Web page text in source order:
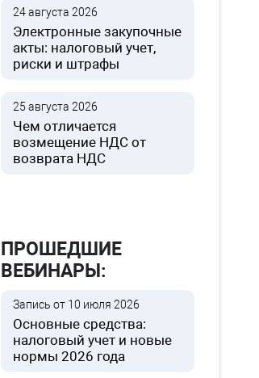
24 августа 2026
Электронные закупочные
акты: налоговый учет,
риски и штрафы
25 августа 2026
Чем отличается
возмещение НДС от
возврата НДС
ПРОШЕДШИЕ
ВЕБИНАРЫ:
Запись от 10 июля 2026
Основные средства:
налоговый учет и новые
нормы 2026 года